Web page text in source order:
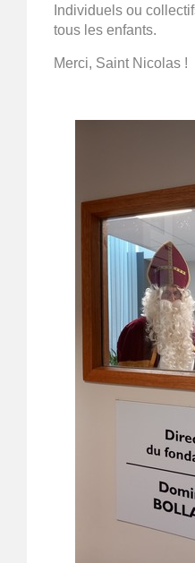
Individuels ou
tous les enfants.
Merci, Saint Nicolas !